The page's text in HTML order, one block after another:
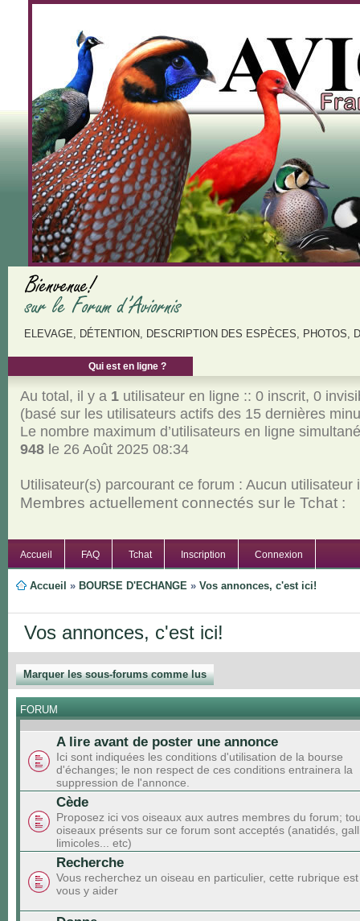
ELEVAGE, DÉTENTION, DESCRIPTION DES ESPÈCES, PHOTOS,
Qui est en ligne ?
Au total, il y a 1utilisateur en ligne :: 0 inscrit, 0
(basé sur les utilisateurs actifs des 15 dernières
Le nombre maximum d’utilisateurs en ligne
948le 26 Août 2025 08:34
Utilisateur(s) parcourant ce forum : Aucun utilisateur
Membres actuellement connectés sur le Tchat :
Accueil FAQ Tchat Inscription Connexion
Accueil » BOURSE D'ECHANGE » Vos annonces, c'est ici!
Vos annonces, c'est ici!
Marquer les sous-forums comme lus
FORUM
A lire avant de poster une annonce
Ici sont indiquées les conditions d'utilisation de la bourse
d'échanges; le non respect de ces conditions entrainera la
suppression de l'annonce.
Cède
Proposez ici vos oiseaux aux autres membres du forum;
oiseaux présents sur ce forum sont acceptés (anatidés,
limicoles... etc)
Recherche
Vous recherchez un oiseau en particulier, cette rubrique
vous y aider